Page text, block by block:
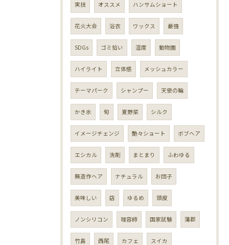
実技 オススメ ハンサムショート
花火大会 浴衣 ワックス 最強
SDGs ゴミ拾い 湿度 動物園
ハイライト 立体感 メッシュカラー
テーマパーク シャンプー 天使の輪
かき氷 旬 夏野菜 シルク
イメージチェンジ 艶々ショート ボブヘア
エシカル 洗剤 まとまり ふわゆる
無造作ヘア ナチュラル お団子
美味しい 店 ゆるめ 頭皮
ノンシリコン 理容師 国家試験 蒲郡
竹島 西尾 カフェ スイカ